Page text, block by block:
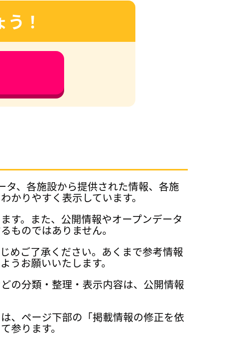
！
、各施設から提供された情報、各施
りやすく表示しています。
す。また、公開情報やオープンデータ
ものではありません。
めご了承ください。あくまで参考情報
お願いいたします。
の分類・整理・表示内容は、公開情報
、ページ下部の「掲載情報の修正を依
参ります。